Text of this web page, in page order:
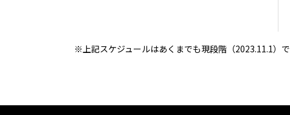
※上記スケジュールはあくまでも現段階（2023.11.1）